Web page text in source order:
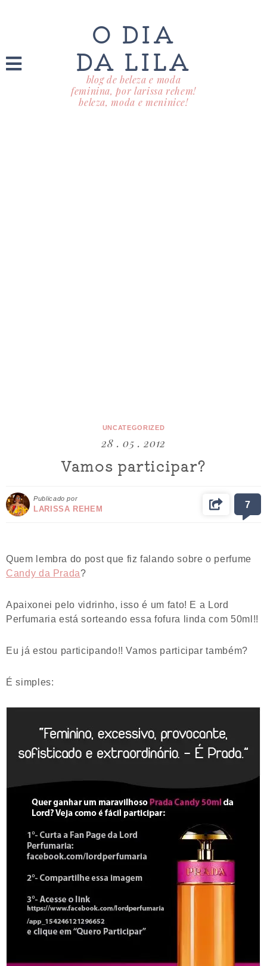
O DIA
DA LILA
blog de beleza e moda
feminina, por larissa rehem!
beleza, moda e meninice!
UNCATEGORIZED
28 . 05 . 2012
Vamos participar?
Publicado por
LARISSA REHEM 7
Quem lembra do post que fiz falando sobre o perfume
Candy da Prada?
Apaixonei pelo vidrinho, isso é um fato! E a Lord
Perfumaria está sorteando essa fofura linda com 50ml!!
Eu já estou participando!! Vamos participar também?
É simples: